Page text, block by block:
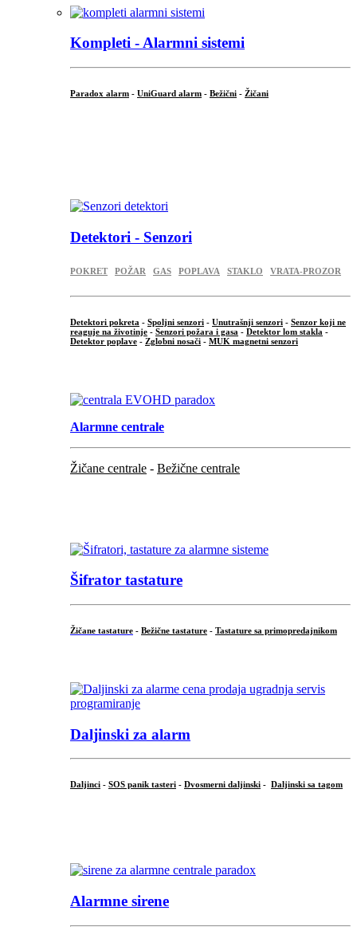
Kompleti - Alarmni sistemi
Paradox alarm - UniGuard alarm - Bežični - Žičani
Detektori - Senzori
POKRET POŽAR GAS POPLAVA STAKLO VRATA-PROZOR
Detektori pokreta - Spoljni senzori - Unutrašnji senzori - Senzor koji ne
reaguje na životinje - Senzori požara i gasa - Detektor lom stakla -
Detektor poplave - Zglobni nosači - MUK magnetni senzori
Alarmne centrale
Žičane centrale - Bežične centrale
Šifrator tastature
Žičane tastature - Bežične tastature - Tastature sa primopredajnikom
Daljinski za alarm
Daljinci - SOS panik tasteri - Dvosmerni daljinski - Daljinski sa tagom
Alarmne sirene